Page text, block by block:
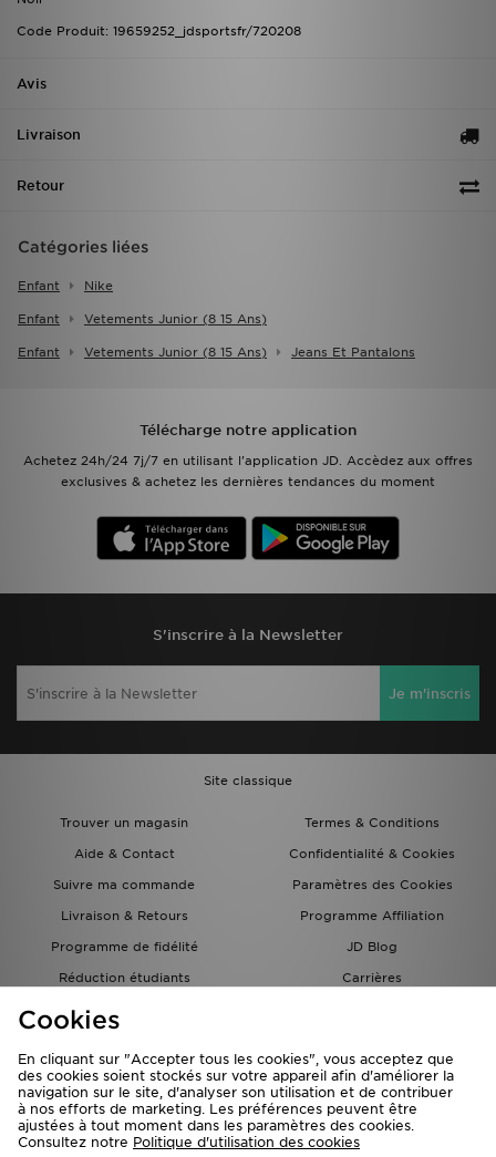
Code Produit: 19659252_jdsportsfr/720208
Avis
Livraison
Retour
Catégories liées
Enfant Nike
Enfant Vetements Junior (8 15 Ans)
Enfant Vetements Junior (8 15 Ans) Jeans Et Pantalons
Télécharge notre application
Achetez 24h/24 7j/7 en utilisant l'application JD. Accèdez aux offres
exclusives & achetez les dernières tendances du moment
S'inscrire à la Newsletter
Je m'inscris
Site classique
Trouver un magasin
Termes & Conditions
Aide & Contact
Confidentialité & Cookies
Suivre ma commande
Paramètres des Cookies
Livraison & Retours
Programme Affiliation
Programme de fidélité
JD Blog
Réduction étudiants
Carrières
Carte Cadeau
Cookies
En cliquant sur "Accepter tous les cookies", vous acceptez que
des cookies soient stockés sur votre appareil afin d'améliorer la
navigation sur le site, d'analyser son utilisation et de contribuer
à nos efforts de marketing. Les préférences peuvent être
ajustées à tout moment dans les paramètres des cookies.
Consultez notre Politique d'utilisation des cookies